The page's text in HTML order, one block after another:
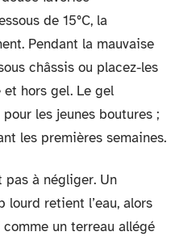
de 15°C, la
Pendant la mauvaise
châssis ou placez-les
hors gel. Le gel
les jeunes boutures ;
les premières semaines.
pas à négliger. Un
lourd retient l’eau, alors
un terreau allégé